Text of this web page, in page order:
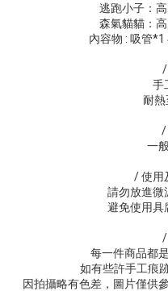
逃跑小子：
森氣貓貓：
內容物 : 吸管
/
手
耐
/
一
/ 使用
請勿放進微
避免使用具
/
每一件商品都
如有些許手工痕
因拍攝略有色差，圖片僅供